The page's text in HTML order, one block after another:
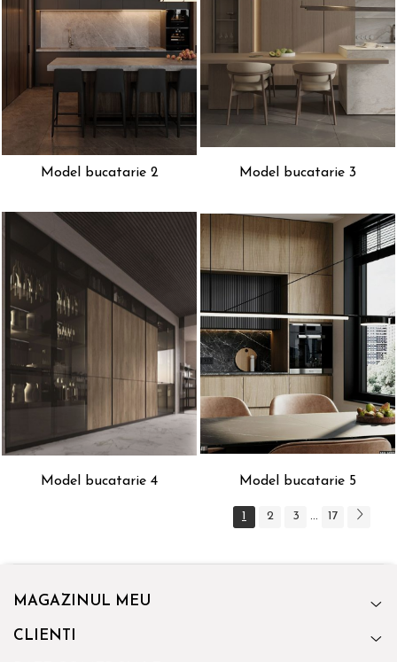
Model bucatarie 2 Model bucatarie 3
Model bucatarie 4 Model bucatarie 5
1 2 3 ... 17
MAGAZINUL MEU
CLIENTI